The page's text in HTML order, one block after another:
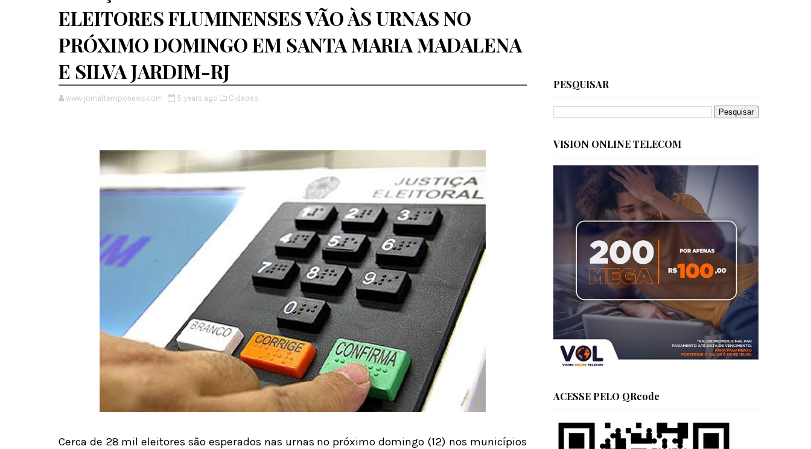
ELEITORES FLUMINENSES VÃO ÀS URNAS NO
PRÓXIMO DOMINGO EM SANTA MARIA MADALENA
E SILVA JARDIM-RJ
www.jornaltemponews.com 5 years ago Cidades,
Cerca de 28 mil eleitores são esperados nas urnas no próximo domingo (12) nos municípios
PESQUISAR
VISION ONLINE TELECOM
ACESSE PELO QRcode